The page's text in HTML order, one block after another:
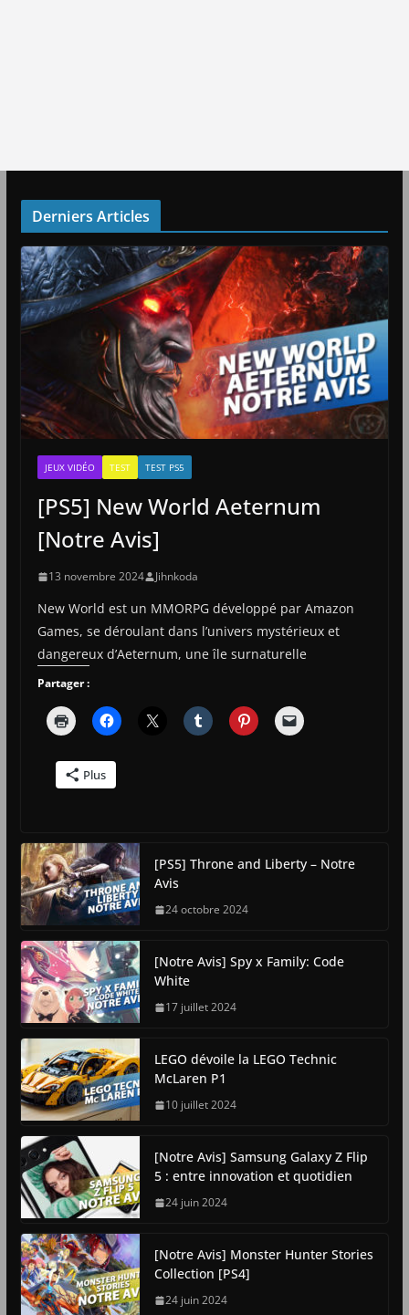
Derniers Articles
JEUX VIDÉO TEST TEST PS5
[PS5] New World Aeternum
[Notre Avis]
13 novembre 2024 Jihnkoda
New World est un MMORPG développé par Amazon
Games, se déroulant dans l’univers mystérieux et
dangereux d’Aeternum, une île surnaturelle
Partager :
Plus
[PS5] Throne and Liberty – Notre
Avis
24 octobre 2024
[Notre Avis] Spy x Family: Code
White
17 juillet 2024
LEGO dévoile la LEGO Technic
McLaren P1
10 juillet 2024
[Notre Avis] Samsung Galaxy Z Flip
5 : entre innovation et quotidien
24 juin 2024
[Notre Avis] Monster Hunter Stories
Collection [PS4]
24 juin 2024